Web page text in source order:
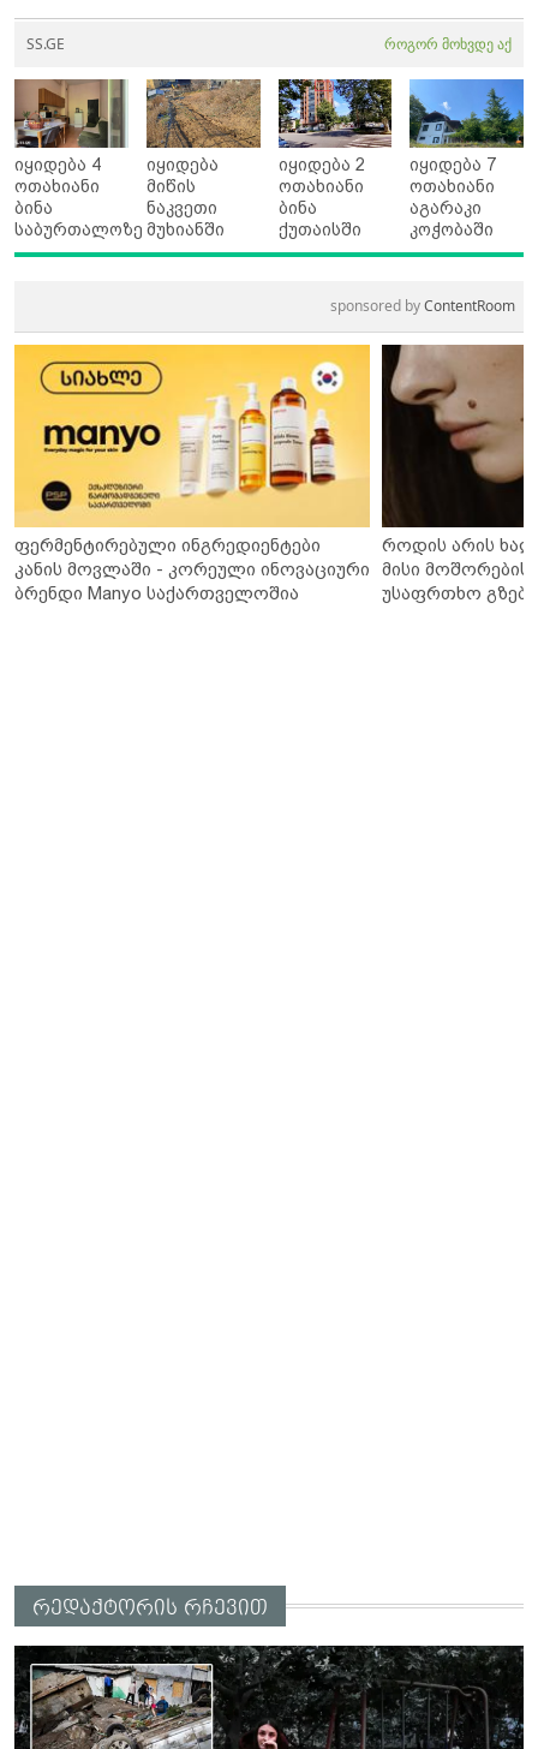
SS.GE როგორ მოხვდე აქ
იყიდება 4
ოთახიანი
ბინა
საბურთალოზე
იყიდება
მიწის
ნაკვეთი
მუხიანში
იყიდება 2
ოთახიანი
ბინა
ქუთაისში
იყიდება 7
ოთახიანი
აგარაკი
კოჭობაში
sponsored byContentRoom
ფერმენტირებული ინგრედიენტები
კანის მოვლაში - კორეული ინოვაციური
ბრენდი Manyo საქართველოშია
როდის არის
მისი მოშორების
უსაფრთხო გზები
რედაქტორის რჩევით